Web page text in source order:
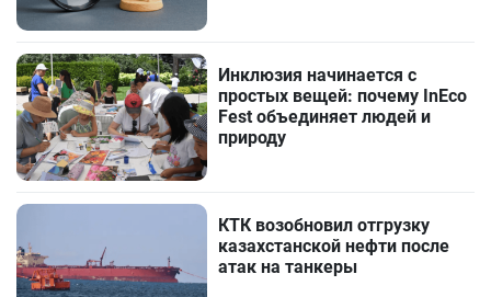
Инклюзия начинается с
простых вещей: почему InEco
Fest объединяет людей и
природу
КТК возобновил отгрузку
казахстанской нефти после
атак на танкеры